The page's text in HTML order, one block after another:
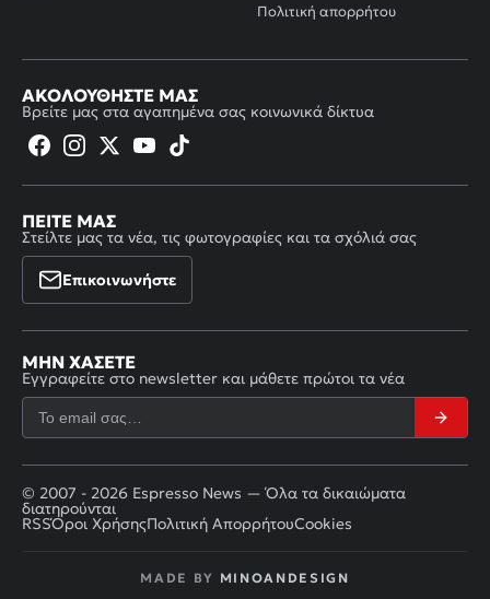
Πολιτική απορρήτου
ΑΚΟΛΟΥΘΉΣΤΕ ΜΑΣ
Βρείτε μας στα αγαπημένα σας κοινωνικά δίκτυα
ΠΕΊΤΕ ΜΑΣ
Στείλτε μας τα νέα, τις φωτογραφίες και τα σχόλιά σας
Επικοινωνήστε
ΜΗΝ ΧΆΣΕΤΕ
Εγγραφείτε στο newsletter και μάθετε πρώτοι τα νέα
© 2007 - 2026 Espresso News — Όλα τα δικαιώματα
διατηρούνται
RSSΌροι ΧρήσηςΠολιτική ΑπορρήτουCookies
MADE BY MINOANDESIGN